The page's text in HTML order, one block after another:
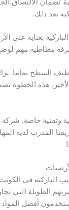
بعد ذلك.
بعناية على
مطاطية مهم لوضع
تنظيف السطح تماما.
هذه الخطوة
وتقنية خاصة.
المدرب لديه
الباركيه في
الطويلة التي
أفضل